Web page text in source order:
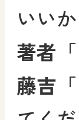
いい
著者
藤吉